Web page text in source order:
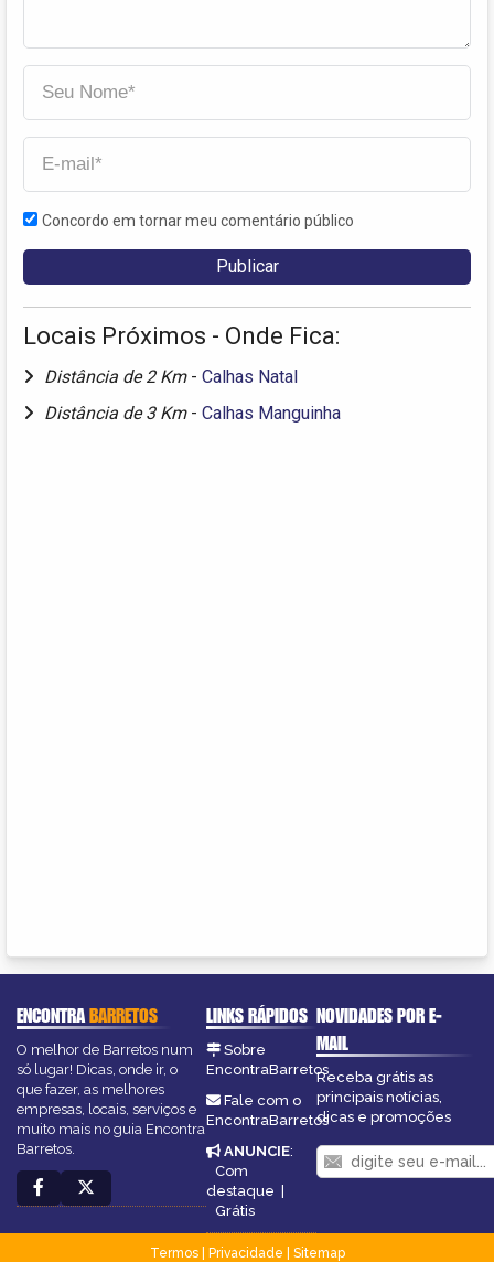
Concordo em tornar meu comentário público
Locais Próximos - Onde Fica:
Distância de 2 Km - Calhas Natal
Distância de 3 Km - Calhas Manguinha
ENCONTRABARRETOS
O melhor de Barretos num
só lugar! Dicas, onde ir, o
que fazer, as melhores
empresas, locais, serviços e
muito mais no guia Encontra
Barretos.
LINKS RÁPIDOS
Sobre
EncontraBarretos
Fale com o
EncontraBarretos
ANUNCIE:
Com
destaque |
Grátis
NOVIDADES POR E-
MAIL
Receba grátis as
principais notícias,
dicas e promoções
Termos| Privacidade
Sitemap